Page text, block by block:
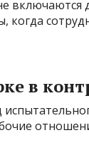
включаются
когда
в